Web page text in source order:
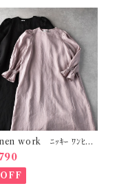
work ﾆｯｷｰ ﾜﾝﾋﾟｰ